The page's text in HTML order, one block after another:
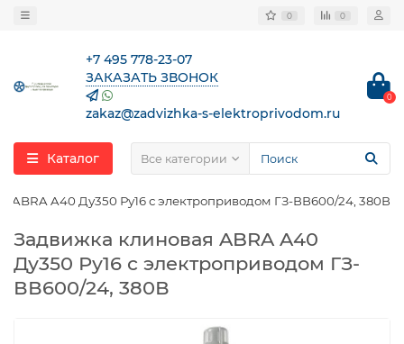
0 0
+7 495 778-23-07
ЗАКАЗАТЬ ЗВОНОК
zakaz@zadvizhka-s-elektroprivodom.ru
0
Каталог Все категории
ABRA A40 Ду350 Ру16 с электроприводом ГЗ-ВВ600/24, 380В
Задвижка клиновая ABRA A40
Ду350 Ру16 с электроприводом ГЗ-
ВВ600/24, 380В